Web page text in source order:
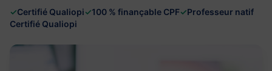
✓Certifié Qualiopi✓100 % finançable CPF✓Professeur natif
Certifié Qualiopi